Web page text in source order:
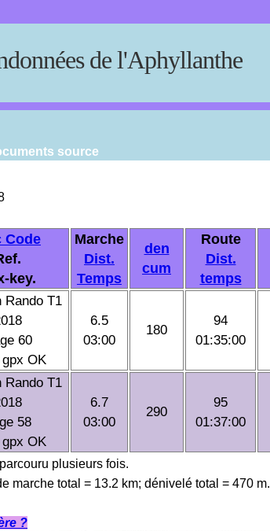
de l'Aphyllanthe
source
Code
key.
Marche
Dist.
Temps
den
cum
Route
Dist.
temps
Rando T1
60
gpx OK
6.5
03:00
180
94
01:35:00
Rando T1
58
gpx OK
6.7
03:00
290
95
01:37:00
plusieurs fois.
marche total = 13.2 km; dénivelé total = 470 m.
?